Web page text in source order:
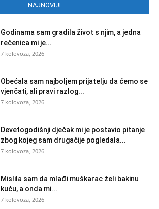
NAJNOVIJE
Godinama sam gradila život s njim, a jedna
rečenica mi je...
7 kolovoza, 2026
Obećala sam najboljem prijatelju da ćemo se
vjenčati, ali pravi razlog...
7 kolovoza, 2026
Devetogodišnji dječak mi je postavio pitanje
zbog kojeg sam drugačije pogledala...
7 kolovoza, 2026
Mislila sam da mlađi muškarac želi bakinu
kuću, a onda mi...
7 kolovoza, 2026